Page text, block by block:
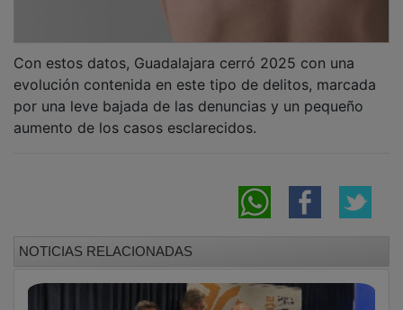
Con estos datos, Guadalajara cerró 2025 con una
evolución contenida en este tipo de delitos, marcada
por una leve bajada de las denuncias y un pequeño
aumento de los casos esclarecidos.
NOTICIAS RELACIONADAS